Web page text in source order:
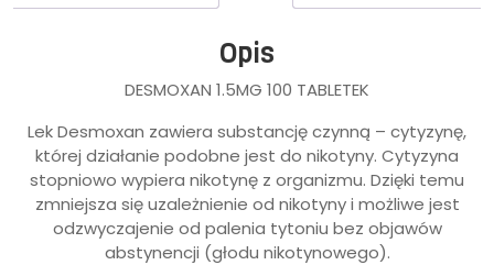
Opis
DESMOXAN 1.5MG 100 TABLETEK
Lek Desmoxan zawiera substancję czynną – cytyzynę,
której działanie podobne jest do nikotyny. Cytyzyna
stopniowo wypiera nikotynę z organizmu. Dzięki temu
zmniejsza się uzależnienie od nikotyny i możliwe jest
odzwyczajenie od palenia tytoniu bez objawów
abstynencji (głodu nikotynowego).